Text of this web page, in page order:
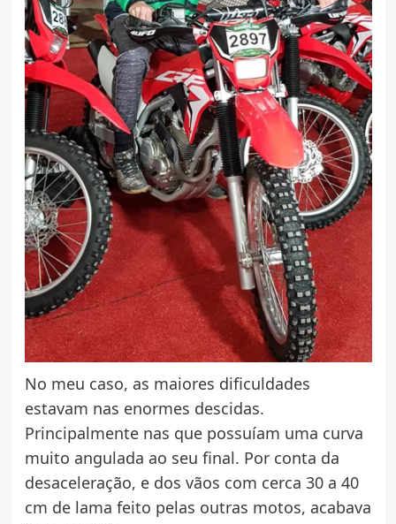
No meu caso, as maiores dificuldades
estavam nas enormes descidas.
Principalmente nas que possuíam uma curva
muito angulada ao seu final. Por conta da
desaceleração, e dos vãos com cerca 30 a 40
cm de lama feito pelas outras motos, acabava